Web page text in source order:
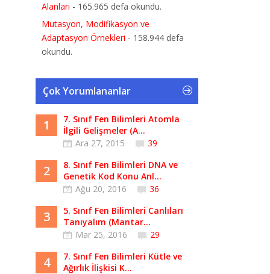
Alanları - 165.965 defa okundu.
Mutasyon, Modifikasyon ve
Adaptasyon Örnekleri - 158.944 defa
okundu.
Çok Yorumlananlar
1
7. Sınıf Fen Bilimleri Atomla
İlgili Gelişmeler (A...
Ara 27, 2015
39
2
8. Sınıf Fen Bilimleri DNA ve
Genetik Kod Konu Anl...
Ağu 20, 2016
36
3
5. Sınıf Fen Bilimleri Canlıları
Tanıyalım (Mantar...
Mar 25, 2016
29
4
7. Sınıf Fen Bilimleri Kütle ve
Ağırlık İlişkisi K...